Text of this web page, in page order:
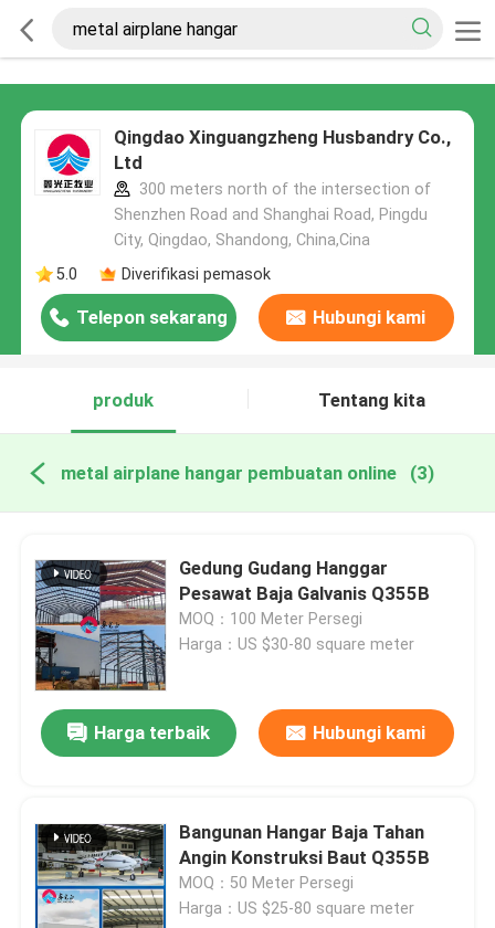
Qingdao Xinguangzheng Husbandry Co.,
Ltd
300 meters north of the intersection of
Shenzhen Road and Shanghai Road, Pingdu
City, Qingdao, Shandong, China,Cina
5.0
Diverifikasi pemasok
Telepon sekarang Hubungi kami
produk Tentang kita
metal airplane hangar pembuatan online (3)
Gedung Gudang Hanggar
Pesawat Baja Galvanis Q355B
MOQ：100 Meter Persegi
Harga：US $30-80 square meter
Harga terbaik Hubungi kami
Bangunan Hangar Baja Tahan
Angin Konstruksi Baut Q355B
MOQ：50 Meter Persegi
Harga：US $25-80 square meter